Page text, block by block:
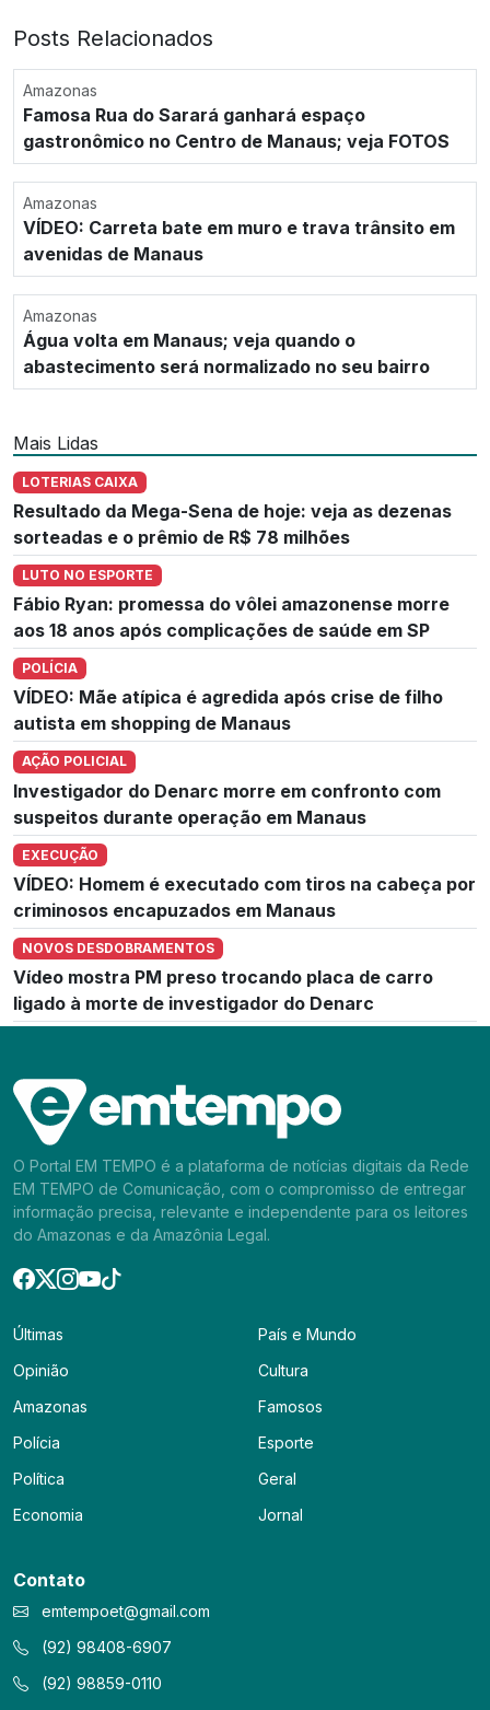
Posts Relacionados
Amazonas
Famosa Rua do Sarará ganhará espaço
gastronômico no Centro de Manaus; veja FOTOS
Amazonas
VÍDEO: Carreta bate em muro e trava trânsito em
avenidas de Manaus
Amazonas
Água volta em Manaus; veja quando o
abastecimento será normalizado no seu bairro
Mais Lidas
LOTERIAS CAIXA
Resultado da Mega-Sena de hoje: veja as dezenas
sorteadas e o prêmio de R$ 78 milhões
LUTO NO ESPORTE
Fábio Ryan: promessa do vôlei amazonense morre
aos 18 anos após complicações de saúde em SP
POLÍCIA
VÍDEO: Mãe atípica é agredida após crise de filho
autista em shopping de Manaus
AÇÃO POLICIAL
Investigador do Denarc morre em confronto com
suspeitos durante operação em Manaus
EXECUÇÃO
VÍDEO: Homem é executado com tiros na cabeça por
criminosos encapuzados em Manaus
NOVOS DESDOBRAMENTOS
Vídeo mostra PM preso trocando placa de carro
ligado à morte de investigador do Denarc
O Portal EM TEMPO é a plataforma de notícias digitais da Rede
EM TEMPO de Comunicação, com o compromisso de entregar
informação precisa, relevante e independente para os leitores
do Amazonas e da Amazônia Legal.
Últimas
Opinião
Amazonas
Polícia
Política
Economia
País e Mundo
Cultura
Famosos
Esporte
Geral
Jornal
Contato
emtempoet@gmail.com
(92) 98408-6907
(92) 98859-0110